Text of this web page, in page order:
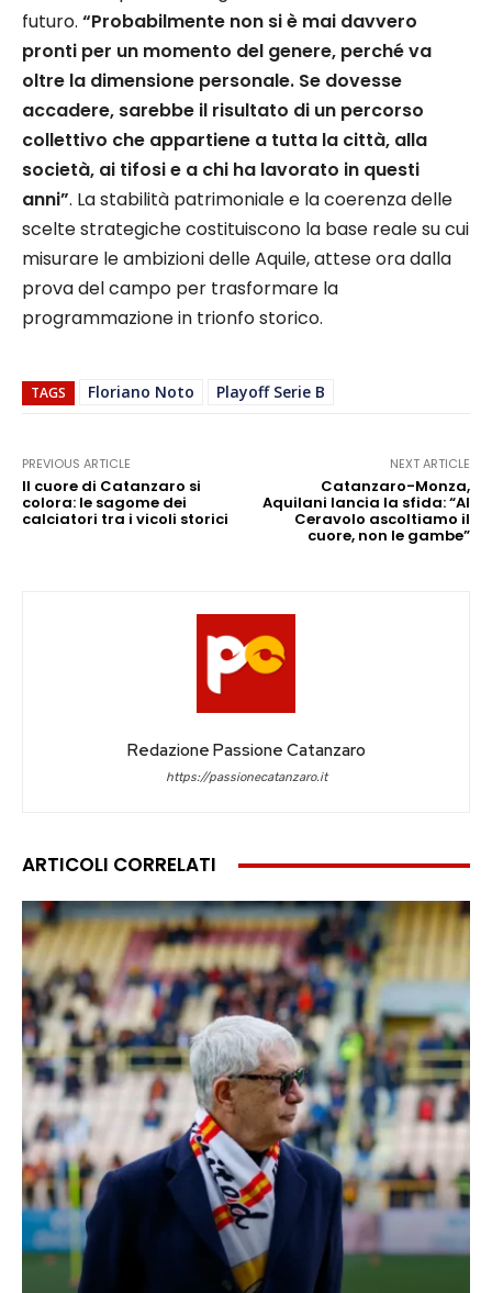
futuro. “Probabilmente non si è mai davvero
pronti per un momento del genere, perché va
oltre la dimensione personale. Se dovesse
accadere, sarebbe il risultato di un percorso
collettivo che appartiene a tutta la città, alla
società, ai tifosi e a chi ha lavorato in questi
anni”. La stabilità patrimoniale e la coerenza delle
scelte strategiche costituiscono la base reale su cui
misurare le ambizioni delle Aquile, attese ora dalla
prova del campo per trasformare la
programmazione in trionfo storico.
TAGS Floriano Noto Playoff Serie B
PREVIOUS ARTICLE
Il cuore di Catanzaro si
colora: le sagome dei
calciatori tra i vicoli storici
NEXT ARTICLE
Catanzaro-Monza,
Aquilani lancia la sfida: “Al
Ceravolo ascoltiamo il
cuore, non le gambe”
Redazione Passione Catanzaro
https://passionecatanzaro.it
ARTICOLI CORRELATI